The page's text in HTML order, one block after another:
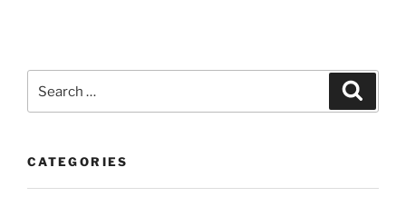
for:
CATEGORIES